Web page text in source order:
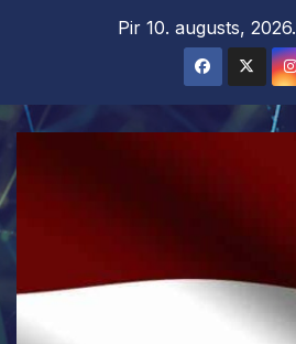
Pir 10. augusts, 2026.